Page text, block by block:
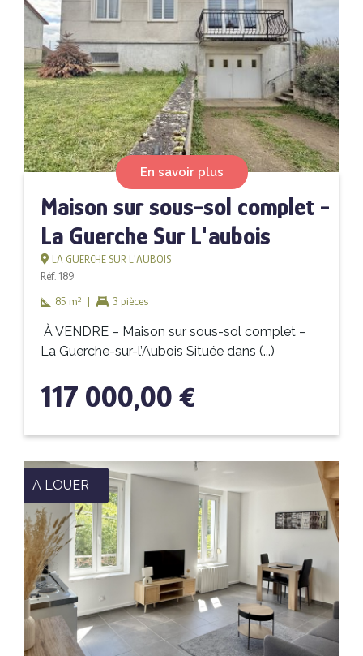
En savoir plus
Maison sur sous-sol complet -
La Guerche Sur L'aubois
LA GUERCHE SUR L'AUBOIS
Réf. 189
85 m² | 3 pièces
À VENDRE – Maison sur sous-sol complet –
La Guerche-sur-l’Aubois Située dans (...)
117 000,00 €
A LOUER